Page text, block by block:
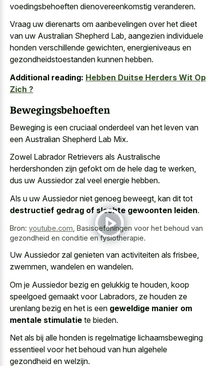
voedingsbehoeften dienovereenkomstig veranderen.
Vraag uw dierenarts om aanbevelingen over het dieet
van uw Australian Shepherd Lab, aangezien individuele
honden verschillende gewichten, energieniveaus en
gezondheidstoestanden kunnen hebben.
Additional reading: Hebben Duitse Herders Wit Op
Zich ?
Bewegingsbehoeften
Beweging is een cruciaal onderdeel van het leven van
een Australian Shepherd Lab Mix.
Zowel Labrador Retrievers als Australische
herdershonden zijn gefokt om de hele dag te werken,
dus uw Aussiedor zal veel energie hebben.
Als u uw Aussiedor niet genoeg beweegt, kan dit tot
destructief gedrag of slechte gewoonten leiden.
Bron: youtube.com Basisoefeningen voor het behoud van
gezondheid en conditie en fysiotherapie.
Uw Aussiedor zal genieten van activiteiten als frisbee,
zwemmen, wandelen en wandelen.
Om je Aussiedor bezig en gelukkig te houden, koop
speelgoed gemaakt voor Labradors, ze houden ze
urenlang bezig en het is een geweldige manier om
mentale stimulatie te bieden.
Net als bij alle honden is regelmatige lichaamsbeweging
essentieel voor het behoud van hun algehele
gezondheid en welzijn.